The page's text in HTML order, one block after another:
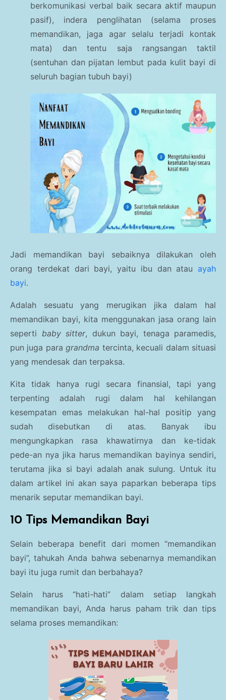
berkomunikasi verbal baik secara aktif maupun
pasif), indera penglihatan (selama proses
memandikan, jaga agar selalu terjadi kontak
mata) dan tentu saja rangsangan taktil
(sentuhan dan pijatan lembut pada kulit bayi di
seluruh bagian tubuh bayi)
Jadi memandikan bayi sebaiknya dilakukan oleh
orang terdekat dari bayi, yaitu ibu dan atau ayah
bayi.
Adalah sesuatu yang merugikan jika dalam hal
memandikan bayi, kita menggunakan jasa orang lain
seperti baby sitter, dukun bayi, tenaga paramedis,
pun juga paragrandma tercinta, kecuali dalam situasi
yang mendesak dan terpaksa.
Kita tidak hanya rugi secara finansial, tapi yang
terpenting adalah rugi dalam hal kehilangan
kesempatan emas melakukan hal-hal positip yang
sudah disebutkan di atas. Banyak ibu
mengungkapkan rasa khawatirnya dan ke-tidak
pede-an nya jika harus memandikan bayinya sendiri,
terutama jika si bayi adalah anak sulung. Untuk itu
dalam artikel ini akan saya paparkan beberapa tips
menarik seputar memandikan bayi.
10 Tips Memandikan Bayi
Selain beberapa benefit dari momen “memandikan
bayi”, tahukah Anda bahwa sebenarnya memandikan
bayi itu juga rumit dan berbahaya?
Selain harus “hati-hati” dalam setiap langkah
memandikan bayi, Anda harus paham trik dan tips
selama proses memandikan: